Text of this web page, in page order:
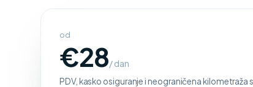
od
€28/ dan
PDV, kasko osiguranje i neograničena kilometraža